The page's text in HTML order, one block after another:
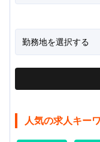
人気の求人キー